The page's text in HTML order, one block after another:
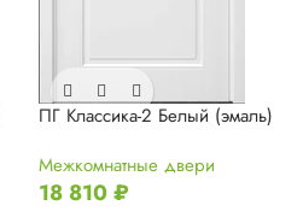
ПГ Классика-2 Белый (эмаль)
Межкомнатные двери
18 810₽